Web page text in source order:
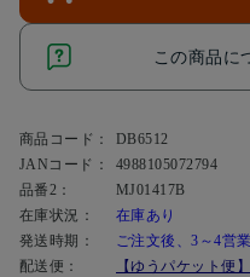
この商品に
商品コード：
DB6512
JANコード：
4988105072794
品番2：
MJ01417B
在庫状況：
在庫あり
発送時期：
ご注文後、3～4営
配送便：
【ゆうパケット便